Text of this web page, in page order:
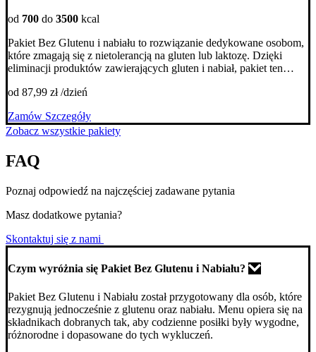
od 700 do 3500 kcal
Pakiet Bez Glutenu i nabiału to rozwiązanie dedykowane osobom,
które zmagają się z nietolerancją na gluten lub laktozę. Dzięki
eliminacji produktów zawierających gluten i nabiał, pakiet ten
sposób dla osób z celiakią lub wrażliwym układem trawiennym. To
aktywny styl życia, wspierając organizm w procesie regeneracji i
codziennym funkcjonowaniu.
od 87,99 zł /dzień
Zamów Szczegóły
Zobacz wszystkie pakiety
FAQ
Poznaj odpowiedź na najczęściej zadawane pytania
Masz dodatkowe pytania?
Skontaktuj się z nami
Czym wyróżnia się Pakiet Bez Glutenu i Nabiału?
Pakiet Bez Glutenu i Nabiału został przygotowany dla osób, które
rezygnują jednocześnie z glutenu oraz nabiału. Menu opiera się na
składnikach dobranych tak, aby codzienne posiłki były wygodne,
różnorodne i dopasowane do tych wykluczeń.